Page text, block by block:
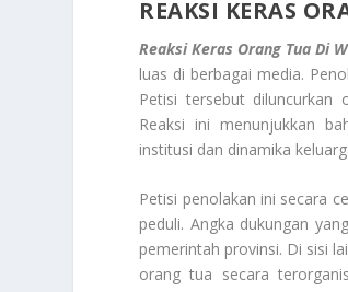
REAKSI KERAS
Reaksi Keras Orang Tua Di
luas di berbagai media.
Petisi tersebut diluncurkan
Reaksi ini menunjukkan
institusi dan dinamika
Petisi penolakan ini secara
peduli. Angka dukungan
pemerintah provinsi. Di sisi
orang tua secara